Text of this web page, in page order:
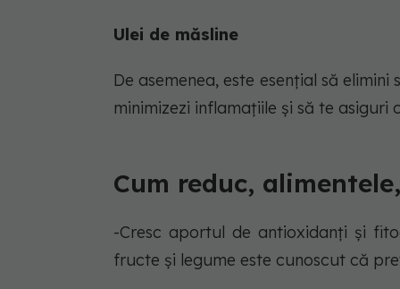
Ulei de măsline
De asemenea, este esențial să
minimizezi inflamațiile și să te
Cum reduc,
-Cresc aportul de antioxidanți și
fructe și legume este cunoscut că